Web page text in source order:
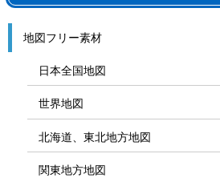
地図フリー素材
日本全国地図
世界地図
北海道、東北地方地図
関東地方地図